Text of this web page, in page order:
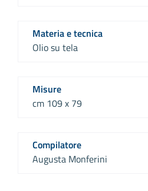
Materia e tecnica
Olio su tela
Misure
cm 109 x 79
Compilatore
Augusta Monferini